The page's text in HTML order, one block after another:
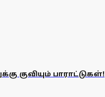
குவியும் பாராட்டுகள்!